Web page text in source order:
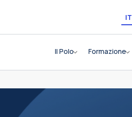
IT
Il Polo Formazione